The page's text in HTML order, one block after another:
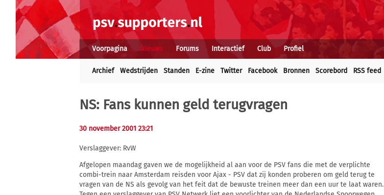
Voorpagina Nieuws Forums Interactief Club Profiel
Archief Wedstrijden Standen E-zine Twitter Facebook Bronnen Scorebord RSS feed
NS: Fans kunnen geld terugvragen
30 november 2001 23:21
Verslaggever: RvW
Afgelopen maandag gaven we de mogelijkheid al aan voor de PSV fans die met de verplichte
combi-trein naar Amsterdam reisden voor Ajax - PSV dat zij konden proberen om geld terug te
vragen van de NS als gevolg van het feit dat de bewuste treinen meer dan een uur te laat waren.